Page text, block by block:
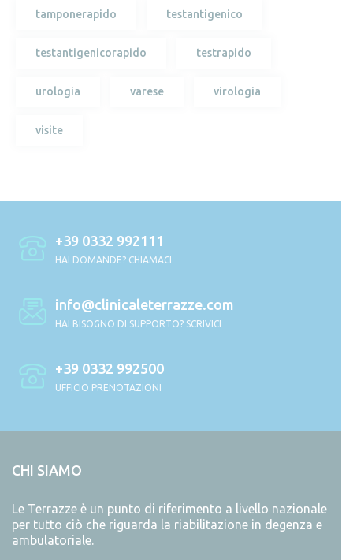
tamponerapido testantigenico
testantigenicorapido testrapido
urologia varese virologia
visite
+39 0332 992111
HAI DOMANDE? CHIAMACI
info@clinicaleterrazze.com
HAI BISOGNO DI SUPPORTO? SCRIVICI
+39 0332 992500
UFFICIO PRENOTAZIONI
CHI SIAMO
Le Terrazze è un punto di riferimento a livello nazionale
per tutto ciò che riguarda la riabilitazione in degenza e
ambulatoriale.